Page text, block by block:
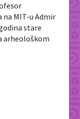
MIT-u Admir
stare
arheološkom